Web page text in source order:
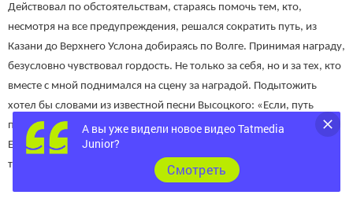
Действовал по обстоятельствам, стараясь помочь тем, кто,
несмотря на все предупреждения, решался сократить путь, из
Казани до Верхнего Услона добираясь по Волге. Принимая награду,
безусловно чувствовал гордость. Не только за себя, но и за тех, кто
вместе с мной поднимался на сцену за наградой. Подытожить
хотел бы словами из известной песни Высоцкого: «Если, путь
пpоpубая отцовским мечом, ты соленые слезы на ус намотал.
Если в жарком бою испытал что-почем, значит, нужные книги
ты в детстве читал!».
А вы уже видели новое видео Tatmedia
Junior?
Cмотреть